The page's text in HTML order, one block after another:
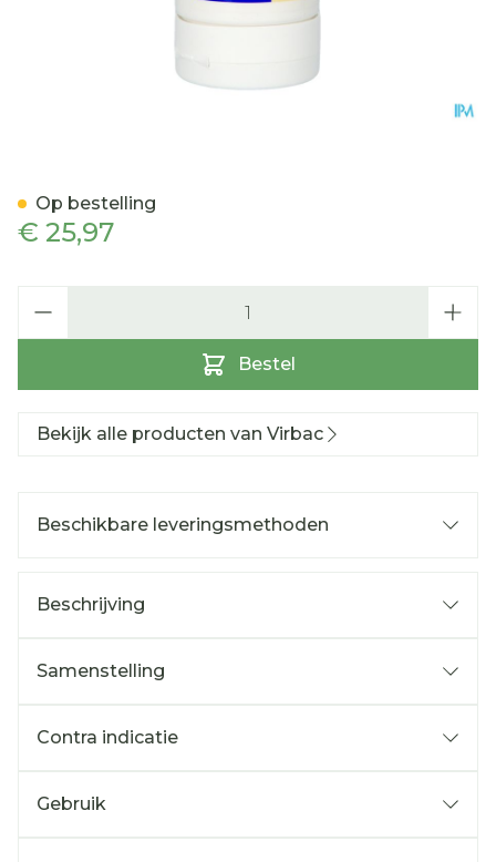
€ 25,97
Bestel
Op bestelling
Bekijk alle producten van Virbac
Beschikbare leveringsmethoden
Beschrijving
Samenstelling
Contra indicatie
Gebruik